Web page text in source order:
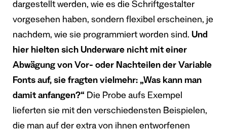
dargestellt werden, wie es die Schriftgestalter
vorgesehen haben, sondern flexibel erscheinen, je
nachdem, wie sie programmiert worden sind. Und
hier hielten sich Underware nicht mit einer
Abwägung von Vor- oder Nachteilen der Variable
Fonts auf, sie fragten vielmehr: „Was kann man
damit anfangen?“ Die Probe aufs Exempel
lieferten sie mit den verschiedensten Beispielen,
die man auf der extra von ihnen entworfenen